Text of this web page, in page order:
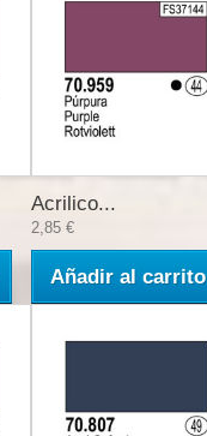
Acrilico...
2,85 €
Añadir al carrito